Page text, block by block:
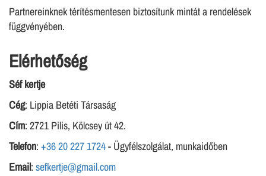
Partnereinknek térítésmentesen biztosítunk mintát a rendelések
függvényében.
Elérhetőség
Séf kertje
Cég: Lippia Betéti Társaság
Cím: 2721 Pilis, Kölcsey út 42.
Telefon: +36 20 227 1724- Ügyfélszolgálat, munkaidőben
Email: sefkertje@gmail.com